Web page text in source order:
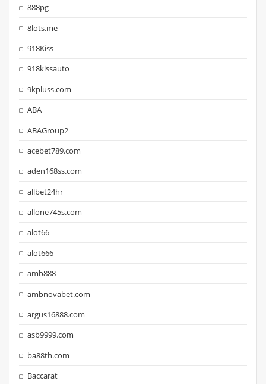
888pg
8lots.me
918Kiss
918kissauto
9kpluss.com
ABA
ABAGroup2
acebet789.com
aden168ss.com
allbet24hr
allone745s.com
alot66
alot666
amb888
ambnovabet.com
argus16888.com
asb9999.com
ba88th.com
Baccarat